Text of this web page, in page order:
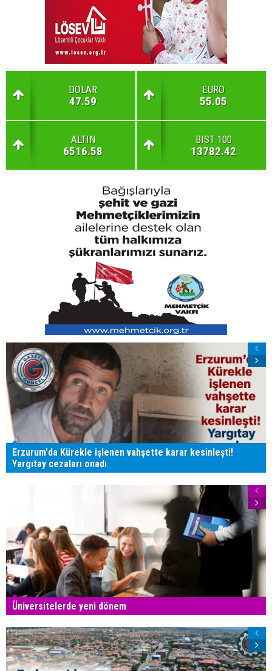
DOLAR
47.59
EURO
55.05
ALTIN
6516.58
BIST 100
13782.42
Erzurum'da Kürekle işlenen vahşette karar kesinleşti!
Yargıtay cezaları onadı
Üniversitelerde yeni dönem